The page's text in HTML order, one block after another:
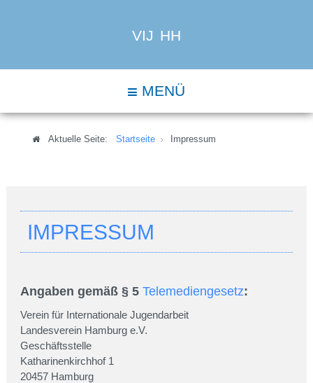
VIJ HH
MENÜ
Aktuelle Seite:Startseite Impressum
IMPRESSUM
Angaben gemäß § 5 Telemediengesetz:
Verein für Internationale Jugendarbeit
Landesverein Hamburg e.V.
Geschäftsstelle
Katharinenkirchhof 1
20457 Hamburg